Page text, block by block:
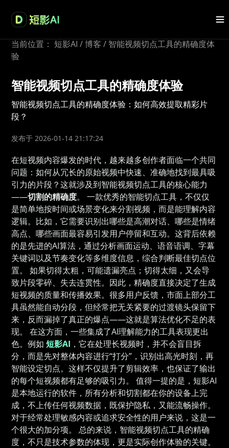
当前位置： 短影AI / 博客 / 智能视频切点工具的精确度体
验
智能视频切点工具的精确度体验
智能视频切点工具的精确度体验：如何高效提取精彩片
段？
发布于 2026-01-14 21:17:24
在短视频内容爆发的时代，越来越多创作者面临一个共同
问题：如何从冗长的原始视频中快速、准确地找到最具吸
引力的片段？这就涉及到智能视频切点工具的核心能力
——切割的精确度。 一款优秀的智能切点工具，不仅仅
是简单地按时间或场景变化来分割视频，而是能理解内容
逻辑。比如，它需要识别出哪些是高潮对话、哪些是情绪
高点、哪些画面最容易引发用户停留和互动。这背后依赖
的是先进的AI算法，通过分析画面运动、语音语调、字幕
关键词以及节奏变化等多维度信息，综合判断最佳切点位
置。 如果切得太粗，可能遗漏亮点；切得太细，又会导
致片段零碎、失去连贯性。因此，精确度直接决定了生成
短视频的质量和传播效果。很多用户反馈，市面上部分工
具虽然能自动分段，但经常把无关紧要的过渡镜头保留下
来，反而漏掉了真正的爆点——这就是算法优化不足的表
现。 在这方面，一些集成了AI理解能力的工具表现更出
色。例如短影AI ，它在处理长视频时，并不会盲目拆
分，而是先对整体内容进行“打分”，识别出高光时刻，再
智能设定切点。这样不仅提升了剪辑效率，也保证了输出
的每个短视频都有足够的吸引力。 值得一提的是，短影AI
是本地运行的软件，所有分析和切割都在你的设备上完
成，不上传任何视频数据，既保护隐私，又能流畅操作。
对于经常处理敏感内容或追求安全性的用户来说，这是一
个很大的加分项。 总的来说，智能视频切点工具的精确
度，不只是技术参数的体现，更是实际创作体验的关键。